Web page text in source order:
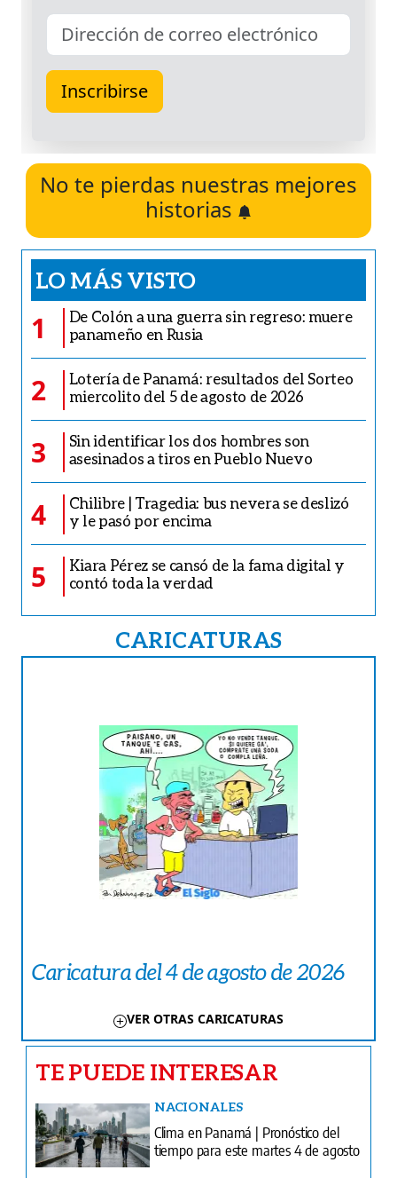
No te pierdas nuestras mejores
historias
LO MÁS VISTO
1
De Colón a una guerra sin regreso: muere
panameño en Rusia
2
Lotería de Panamá: resultados del Sorteo
miercolito del 5 de agosto de 2026
3
Sin identificar los dos hombres son
asesinados a tiros en Pueblo Nuevo
4
Chilibre | Tragedia: bus nevera se deslizó
y le pasó por encima
5
Kiara Pérez se cansó de la fama digital y
contó toda la verdad
CARICATURAS
Caricatura del 4 de agosto de 2026
VER OTRAS CARICATURAS
TE PUEDE INTERESAR
NACIONALES
Clima en Panamá | Pronóstico del
tiempo para este martes 4 de agosto